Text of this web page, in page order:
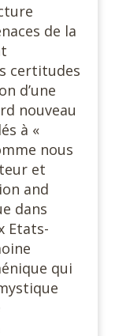
de la
certitudes
d’une
nouveau
à «
nous
et
and
dans
Etats-
qui